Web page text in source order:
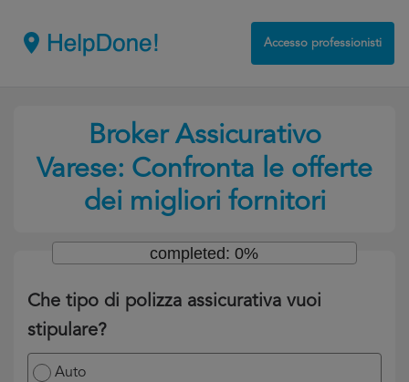
Accesso professionisti
Broker Assicurativo
Varese: Confronta le offerte
dei migliori fornitori
Che tipo di polizza assicurativa vuoi
stipulare?
Auto
completed: 0%